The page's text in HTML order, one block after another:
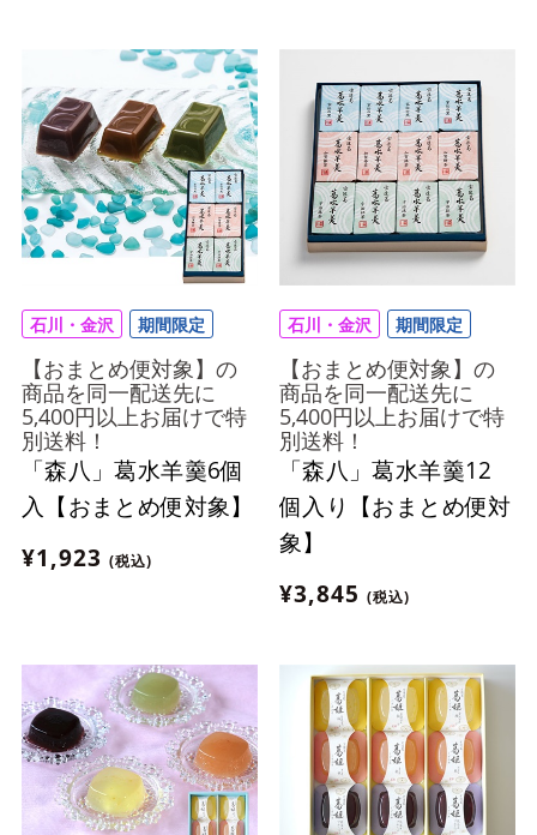
石川・金沢 期間限定
【おまとめ便対象】の
商品を同一配送先に
5,400円以上お届けで特
別送料！
「森八」葛水羊羹6個
入【おまとめ便対象】
¥1,923 (税込)
石川・金沢 期間限定
【おまとめ便対象】の
商品を同一配送先に
5,400円以上お届けで特
別送料！
「森八」葛水羊羹12
個入り【おまとめ便対
象】
¥3,845 (税込)